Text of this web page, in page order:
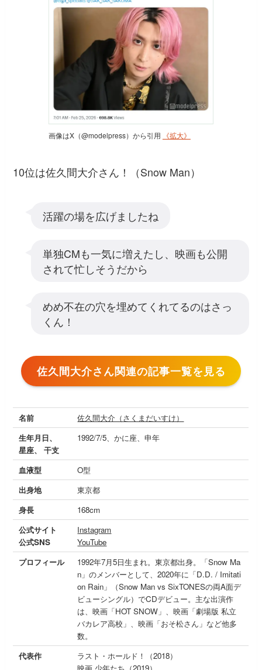
画像はX（@modelpress）から引用 《拡大》
10位は佐久間大介さん！（Snow Man）
活躍の場を広げましたね
単独CMも一気に増えたし、映画も公開
されて忙しそうだから
めめ不在の穴を埋めてくれてるのはさっ
くん！
佐久間大介さん関連の記事一覧を見る
名前
佐久間大介（さくまだいすけ）
生年月日、
星座、 干支
1992/7/5、かに座、申年
血液型
O型
出身地
東京都
身長
168cm
公式サイト
公式SNS
Instagram
YouTube
プロフィール
1992年7月5日生まれ。東京都出身。「Snow Ma
n」のメンバーとして、2020年に「D.D. / Imitati
on Rain」（Snow Man vs SixTONESの両A面デ
ビューシングル）でCDデビュー。主な出演作
は、映画「HOT SNOW」、映画「劇場版 私立
バカレア高校」、映画「おそ松さん」など他多
数。
代表作
ラスト・ホールド！（2018）